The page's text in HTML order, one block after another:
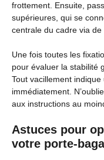
frottement. Ensuite,
supérieures, qui se
centrale du cadre via de
Une fois toutes les
pour évaluer la stabilité
Tout vacillement
immédiatement.
aux instructions au
Astuces pour
votre porte-